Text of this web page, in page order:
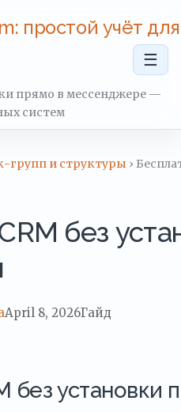
простой учёт
☰
прямо в мессенджере —
систем
групп и структуры ›
без
April 8, 2026Гайд
без установки